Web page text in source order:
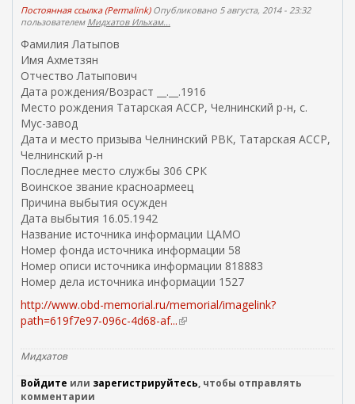
Постоянная ссылка (Permalink)Опубликовано 5 августа, 2014 - 23:32
пользователем Мидхатов Ильхам...
Фамилия Латыпов
Имя Ахметзян
Отчество Латыпович
Дата рождения/Возраст __.__.1916
Место рождения Татарская АССР, Челнинский р-н, с.
Мус-завод
Дата и место призыва Челнинский РВК, Татарская АССР,
Челнинский р-н
Последнее место службы 306 СРК
Воинское звание красноармеец
Причина выбытия осужден
Дата выбытия 16.05.1942
Название источника информации ЦАМО
Номер фонда источника информации 58
Номер описи источника информации 818883
Номер дела источника информации 1527
http://www.obd-memorial.ru/memorial/imagelink?
path=619f7e97-096c-4d68-af...(
н
ш
Мидхатов
Войдите или зарегистрируйтесь, чтобы отправлять
комментарии